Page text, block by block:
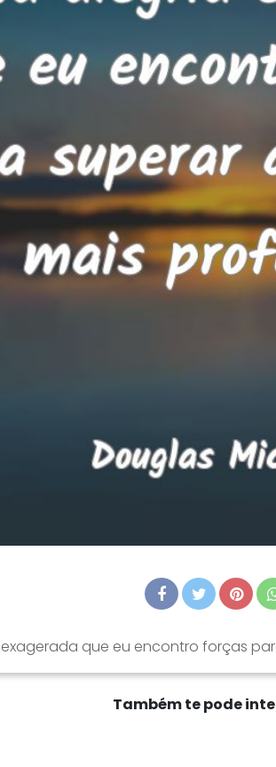
exagerada que eu encontro forças
Também te pode